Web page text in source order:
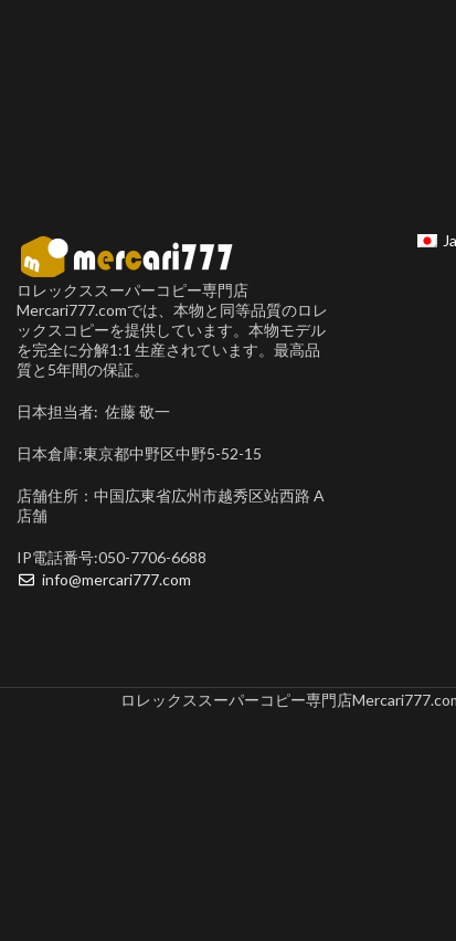
ロレックススーパーコピー専門店
Mercari777.comでは、本物と同等品質のロレ
ックスコピーを提供しています。本物モデル
を完全に分解1:1 生産されています。最高品
質と5年間の保証。
日本担当者: 佐藤 敬一
日本倉庫:東京都中野区中野5-52-15
店舗住所：中国広東省広州市越秀区站西路 A
店舗
IP電話番号:050-7706-6688
info@mercari777.com
ロレックススーパーコピー専門店